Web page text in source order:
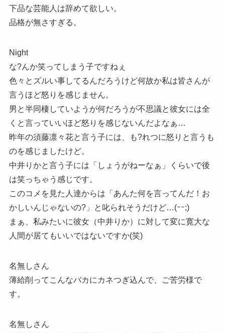
下品な芸能人は辞めて欲しい。
品格が無さすぎる。
Night
な?んか笑ってしまう子ですねぇ
色々とズルい事してるんだろうけど何故か私は皆さんが
言うほど怒りを感じません。
男と半同棲していようが何だろうが不思議と彼女には全
くと言っていいほど怒りを感じないんだよなぁ…
昨年の須藤凛々花と言う子には、も?れつに怒りと言うも
のを感じましたけど。
中井りかと言う子には「しょうがねーなぁ」くらいで後
は笑っちゃう感じです。
このコメを見た人達からは「あんた何を言ってんだ！お
かしいんじゃないの?」と叱られそうだけど…(ｰｰ;)
まぁ、私みたいに彼女（中井りか）に対して変に寛大な
人間が居てもいいではないですか(笑)
名無しさん
薄給削ってこんなバカにカネつぎ込んで、ご苦労様で
す。
名無しさん